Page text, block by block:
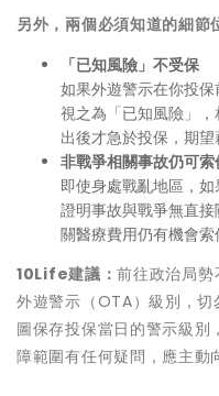
另外，兩個必須知道的細節
「已知風險」不受保
如果外遊警示在你投
視之為「已知風險」
出後才急於投保，期望
非戰爭相關事故仍可索
即使身處戰亂地區，
證明事故與戰爭無直
關醫療費用仍有機會索
10Life建議：前往政治局
外遊警示（OTA）級別，
圖保存投保當日的警示級別
障範圍有任何疑問，應主動